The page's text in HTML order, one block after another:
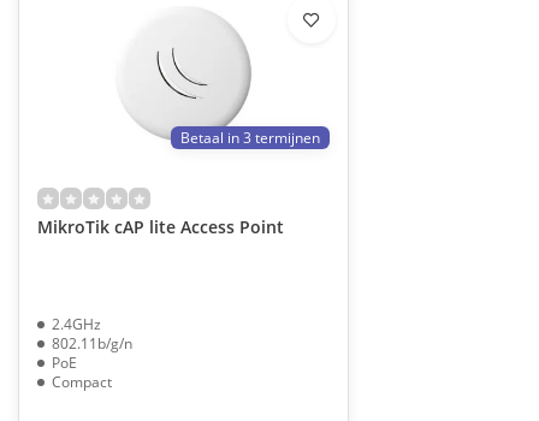
Betaal in 3 termijnen
MikroTik cAP lite Access Point
2.4GHz
802.11b/g/n
PoE
Compact